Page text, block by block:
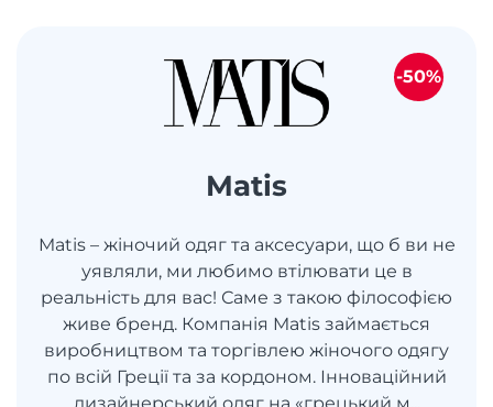
Matis
Matis – жіночий одяг та аксесуари, що б ви не
уявляли, ми любимо втілювати це в
реальність для вас! Саме з такою філософією
живе бренд. Компанія Matis займається
виробництвом та торгівлею жіночого одягу
по всій Греції та за кордоном. Інноваційний
-50%